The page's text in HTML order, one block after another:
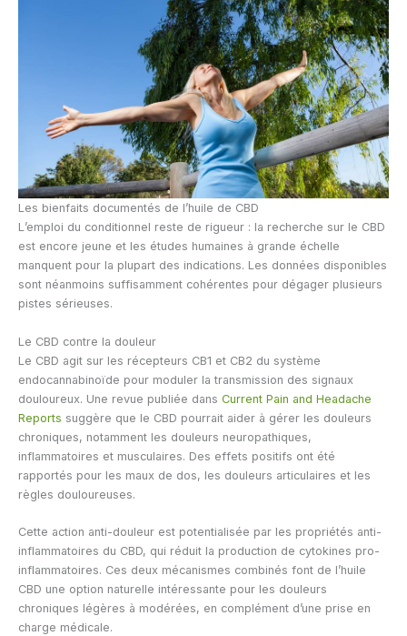
Les bienfaits documentés de l’huile de CBD
L’emploi du conditionnel reste de rigueur : la recherche sur le CBD
est encore jeune et les études humaines à grande échelle
manquent pour la plupart des indications. Les données disponibles
sont néanmoins suffisamment cohérentes pour dégager plusieurs
pistes sérieuses.
Le CBD contre la douleur
Le CBD agit sur les récepteurs CB1 et CB2 du système
endocannabinoïde pour moduler la transmission des signaux
douloureux. Une revue publiée dans Current Pain and Headache
Reports suggère que le CBD pourrait aider à gérer les douleurs
chroniques, notamment les douleurs neuropathiques,
inflammatoires et musculaires. Des effets positifs ont été
rapportés pour les maux de dos, les douleurs articulaires et les
règles douloureuses.
Cette action anti-douleur est potentialisée par les propriétés anti-
inflammatoires du CBD, qui réduit la production de cytokines pro-
inflammatoires. Ces deux mécanismes combinés font de l’huile
CBD une option naturelle intéressante pour les douleurs
chroniques légères à modérées, en complément d’une prise en
charge médicale.